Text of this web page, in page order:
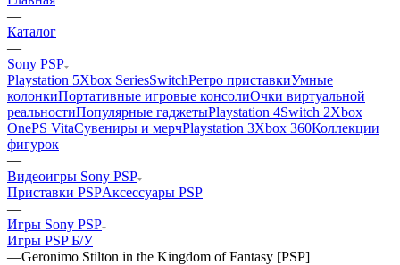
—
Каталог
—
Sony PSP
Playstation 5Xbox SeriesSwitchРетро приставкиУмные
колонкиПортативные игровые консолиОчки виртуальной
реальностиПопулярные гаджетыPlaystation 4Switch 2Xbox
OnePS VitaСувениры и мерчPlaystation 3Xbox 360Коллекции
фигурок
—
Видеоигры Sony PSP
Приставки PSPАксессуары PSP
—
Игры Sony PSP
Игры PSP Б/У
—Geronimo Stilton in the Kingdom of Fantasy [PSP]